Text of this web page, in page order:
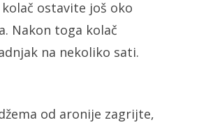
ostavite još oko
Nakon toga kolač
na nekoliko sati.
od aronije zagrijte,